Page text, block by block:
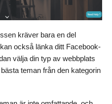
kräver bara en del
också länka ditt Facebook-
välja din typ av webbplats
teman från den kategorin